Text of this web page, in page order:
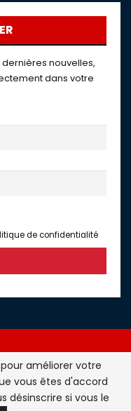
nouvelles,
dans votre
de confidentialité
de la France et du
- Atlasinfo- 2026
améliorer votre
vous êtes d'accord
désinscrire si vous le